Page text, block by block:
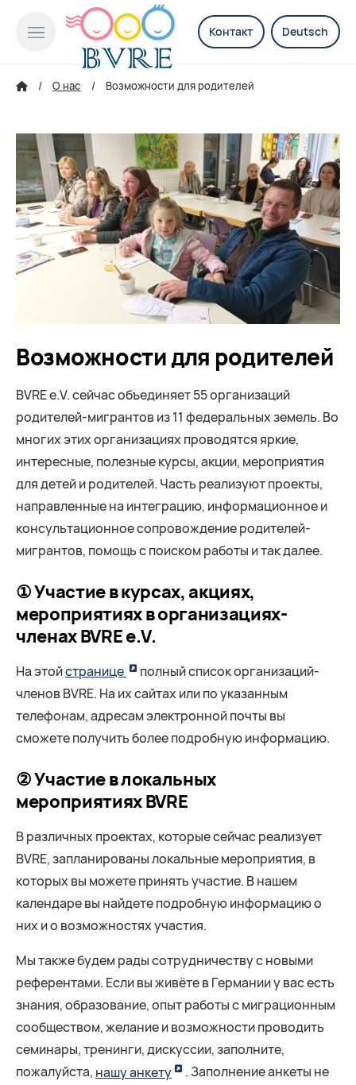
Контакт Deutsch
О нас Возможности для родителей
Возможности для родителей
BVRE e.V. сейчас объединяет 55 организаций
родителей-мигрантов из 11 федеральных земель. Во
многих этих организациях проводятся яркие,
интересные, полезные курсы, акции, мероприятия
для детей и родителей. Часть реализуют проекты,
направленные на интеграцию, информационное и
консультационное сопровождение родителей-
мигрантов, помощь с поиском работы и так далее.
① Участие в курсах, акциях,
мероприятиях в организациях-
членах BVRE e.V.
На этойстранице
полный список организаций-
членов BVRE. На их сайтах или по указанным
телефонам, адресам электронной почты вы
сможете получить более подробную информацию.
② Участие в локальных
мероприятиях BVRE
В различных проектах, которые сейчас реализует
BVRE, запланированы локальные мероприятия, в
которых вы можете принять участие. В нашем
календаре вы найдете подробную информацию о
них и о возможностях участия.
Мы также будем рады сотрудничеству с новыми
референтами. Если вы живёте в Германии у вас есть
знания, образование, опыт работы с миграционным
сообществом, желание и возможности проводить
семинары, тренинги, дискуссии, заполните,
пожалуйста, нашу анкету
. Заполнение анкеты не